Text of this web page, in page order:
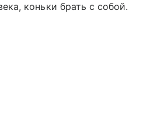
коньки брать с собой.